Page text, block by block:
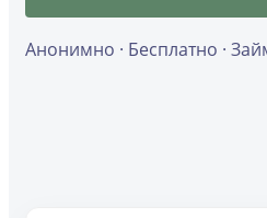
Анонимно · Бесплатно ·